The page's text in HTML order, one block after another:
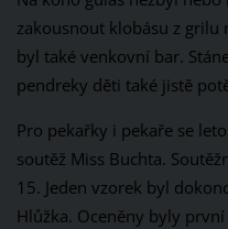
zakousnout klobásu z
byl také venkovní bar.
pendreky děti také jistě
Pro pekařky i pekaře se
soutěž Miss Buchta.
15. Jeden vzorek byl
Hlůžka. Oceněny byly